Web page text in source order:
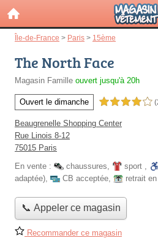
Île-de-France > Paris > 15ème
The North Face
Magasin Famille ouvert jusqu'à 20h
Ouvert le dimanche 4,0 étoiles sur 5
Beaugrenelle Shopping Center
Rue Linois 8-12
75015 Paris
En vente :
chaussures, sport ,
adaptée), CB acceptée, retrait
📞 Appeler ce magasin
Recommander ce magasin